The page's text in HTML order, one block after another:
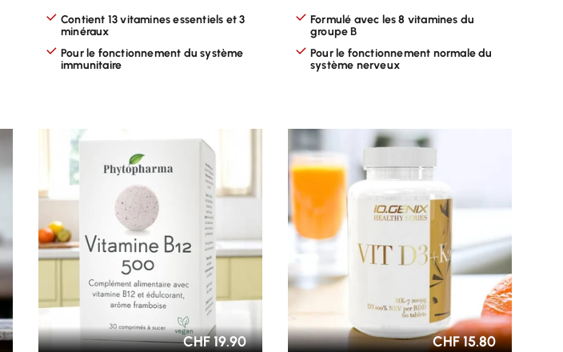
Contient 13 vitamines essentiels et 3
minéraux
Pour le fonctionnement du système
immunitaire
Formulé avec les 8 vitamines du
groupe B
Pour le fonctionnement normale du
système nerveux
CHF 19.90
CHOISIR LES OPTIONS
CHF 15.80
CHOISIR LES OPTIONS